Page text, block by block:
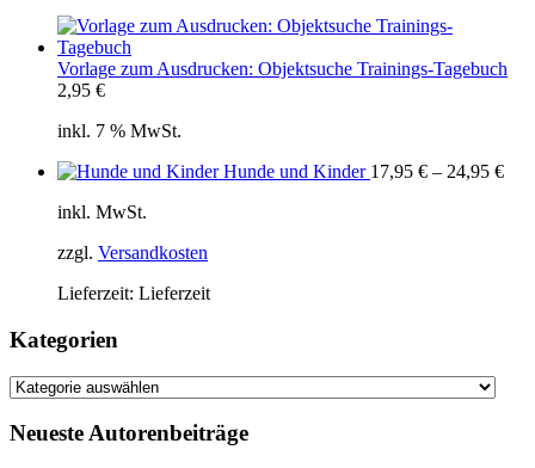
Vorlage zum Ausdrucken: Objektsuche Trainings-Tagebuch
2,95 €
inkl. 7 % MwSt.
Hunde und Kinder 17,95 € – 24,95 €
inkl. MwSt.
zzgl. Versandkosten
Lieferzeit: Lieferzeit
Kategorien
Kategorien
Neueste Autorenbeiträge